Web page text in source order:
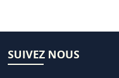
SUIVEZ NOUS